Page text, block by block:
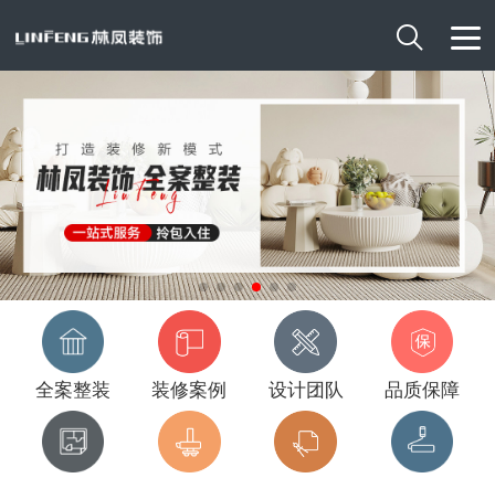

全案整装 装修案例 设计团队 品质保障